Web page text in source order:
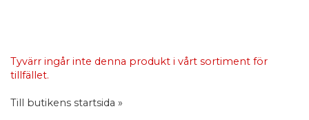
Tyvärr ingår inte denna produkt i vårt sortiment för
tillfället.
Till butikens startsida »